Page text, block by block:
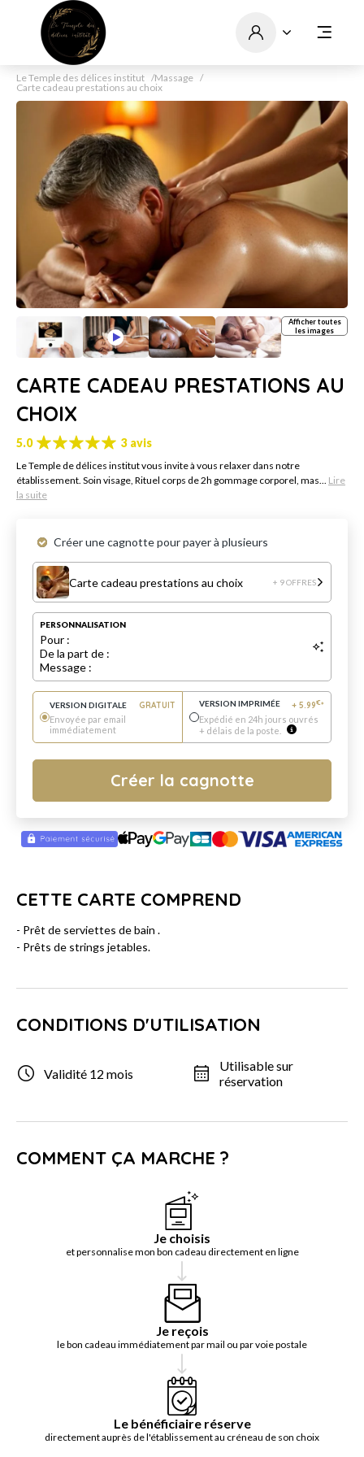
Le Temple des délices institut
Massage
Carte cadeau prestations au choix
Afficher toutes
les images
CARTE CADEAU PRESTATIONS AU
CHOIX
5.0 3 avis
Le Temple de délices institut vous invite à vous relaxer dans notre
établissement. Soin visage, Rituel corps de 2h gommage corporel, mas... Lire
la suite
Créer une cagnotte pour payer à plusieurs
Carte cadeau prestations au choix + 9 OFFRES
PERSONNALISATION
Pour :
De la part de :
Message :
VERSION DIGITALE
GRATUIT
Envoyée par email
immédiatement
VERSION IMPRIMÉE + 5.99€*
Expédié en 24h jours ouvrés
+ délais de la poste.
Créer la cagnotte
CETTE CARTE COMPREND
- Prêt de serviettes de bain .
- Prêts de strings jetables.
CONDITIONS D'UTILISATION
Validité 12 mois
Utilisable sur
réservation
COMMENT ÇA MARCHE ?
Je choisis
et personnalise mon bon cadeau directement en ligne
Je reçois
le bon cadeau immédiatement par mail ou par voie postale
Le bénéficiaire réserve
directement auprès de l'établissement au créneau de son choix